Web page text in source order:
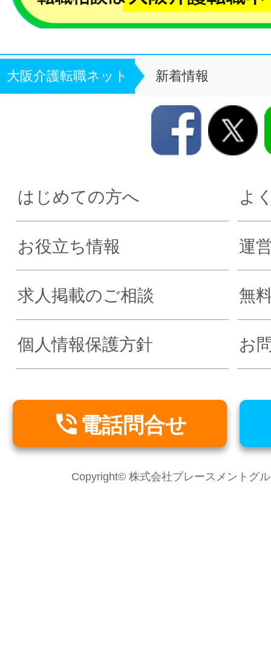
大阪介護転職ネット 新着情報
はじめての方へ よ
お役立ち情報 運
求人掲載のご相談 無
個人情報保護方針 お
 電話問合せ
Copyright© 株式会社プレースメントグ